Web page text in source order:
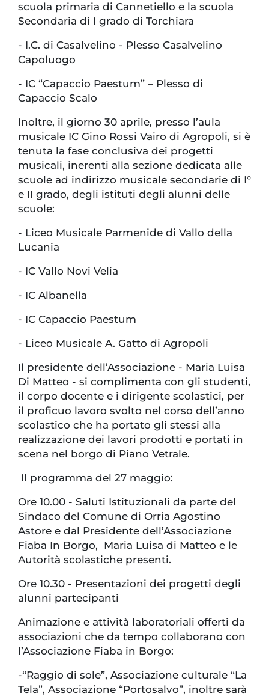
scuola primaria di Cannetiello e la scuola
Secondaria di I grado di Torchiara
- I.C. di Casalvelino - Plesso Casalvelino
Capoluogo
- IC “Capaccio Paestum” – Plesso di
Capaccio Scalo
Inoltre, il giorno 30 aprile, presso l’aula
musicale IC Gino Rossi Vairo di Agropoli, si è
tenuta la fase conclusiva dei progetti
musicali, inerenti alla sezione dedicata alle
scuole ad indirizzo musicale secondarie di I°
e II grado, degli istituti degli alunni delle
scuole:
- Liceo Musicale Parmenide di Vallo della
Lucania
- IC Vallo Novi Velia
- IC Albanella
- IC Capaccio Paestum
- Liceo Musicale A. Gatto di Agropoli
Il presidente dell’Associazione - Maria Luisa
Di Matteo - si complimenta con gli studenti,
il corpo docente e i dirigente scolastici, per
il proficuo lavoro svolto nel corso dell’anno
scolastico che ha portato gli stessi alla
realizzazione dei lavori prodotti e portati in
scena nel borgo di Piano Vetrale.
Il programma del 27 maggio:
Ore 10.00 - Saluti Istituzionali da parte del
Sindaco del Comune di Orria Agostino
Astore e dal Presidente dell’Associazione
Fiaba In Borgo, Maria Luisa di Matteo e le
Autorità scolastiche presenti.
Ore 10.30 - Presentazioni dei progetti degli
alunni partecipanti
Animazione e attività laboratoriali offerti da
associazioni che da tempo collaborano con
l’Associazione Fiaba in Borgo:
-“Raggio di sole”, Associazione culturale “La
Tela”, Associazione “Portosalvo”, inoltre sarà